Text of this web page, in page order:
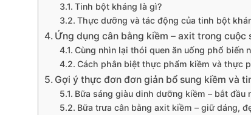
Tinh bột kháng là gì?
Thực dưỡng và tác động của tinh bột
Ứng dụng cân bằng kiềm – axit trong cuộc
Cùng nhìn lại thói quen ăn uống phổ biến
Cách phân biệt thực phẩm kiềm và thực
Gợi ý thực đơn đơn giản bổ sung kiềm và
Bữa sáng giàu dinh dưỡng kiềm – bắt đầu
Bữa trưa cân bằng axit kiềm – giữ dáng,